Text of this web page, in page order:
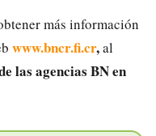
más información
www.bncr.fi.cr,al
las agencias BN en